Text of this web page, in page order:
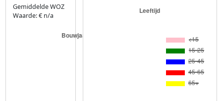
Gemiddelde WOZ
Waarde: € n/a